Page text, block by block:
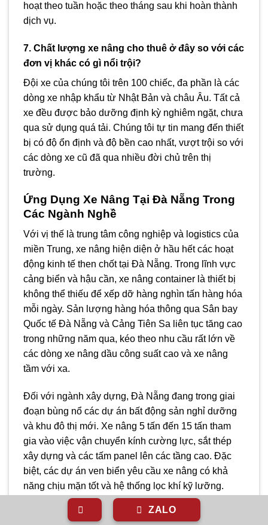
hoạt theo tuần hoặc theo tháng sau khi hoàn thành
dịch vụ.
7. Chất lượng xe nâng cho thuê ở đây so với các
đơn vị khác có gì nổi trội?
Đội xe của chúng tôi trên 100 chiếc, đa phần là các
dòng xe nhập khẩu từ Nhật Bản và châu Âu. Tất cả
xe đều được bảo dưỡng định kỳ nghiêm ngặt, chưa
qua sử dụng quá tải. Chúng tôi tự tin mang đến thiết
bị có độ ổn định và độ bền cao nhất, vượt trội so với
các dòng xe cũ đã qua nhiều đời chủ trên thị
trường.
Ứng Dụng Xe Nâng Tại Đà Nẵng Trong
Các Ngành Nghề
Với vị thế là trung tâm công nghiệp và logistics của
miền Trung, xe nâng hiện diện ở hầu hết các hoạt
động kinh tế then chốt tại Đà Nẵng. Trong lĩnh vực
cảng biển và hậu cần, xe nâng container là thiết bị
không thể thiếu để xếp dỡ hàng nghìn tấn hàng hóa
mỗi ngày. Sản lượng hàng hóa thông qua Sân bay
Quốc tế Đà Nẵng và Cảng Tiên Sa liên tục tăng cao
trong những năm qua, kéo theo nhu cầu rất lớn về
các dòng xe nâng dầu công suất cao và xe nâng
tầm với xa.
Đối với ngành xây dựng, Đà Nẵng đang trong giai
đoạn bùng nổ các dự án bất động sản nghỉ dưỡng
và khu đô thị mới. Xe nâng 5 tấn đến 15 tấn tham
gia vào việc vận chuyển kính cường lực, sắt thép
xây dựng và các tấm panel lên các tầng cao. Đặc
biệt, các dự án ven biển yêu cầu xe nâng có khả
năng chịu mặn tốt và hệ thống lọc khí kỹ lưỡng.
Trong lĩnh vực sản xuất, sự phát triển của các Khu
công nghệ cao và Khu công nghiệp Hòa Khánh mở
ZALO